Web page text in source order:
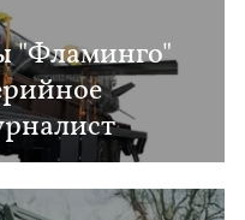
"Фламинго"